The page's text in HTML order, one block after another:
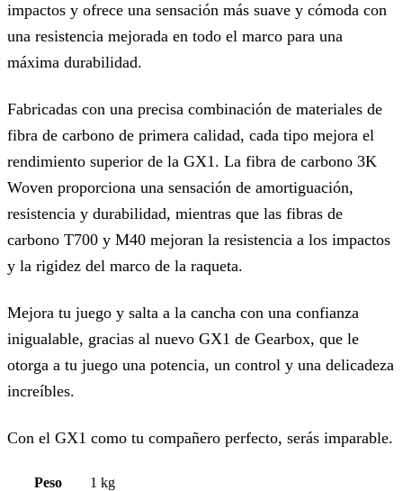
impactos y ofrece una sensación más suave y cómoda con
una resistencia mejorada en todo el marco para una
máxima durabilidad.
Fabricadas con una precisa combinación de materiales de
fibra de carbono de primera calidad, cada tipo mejora el
rendimiento superior de la GX1. La fibra de carbono 3K
Woven proporciona una sensación de amortiguación,
resistencia y durabilidad, mientras que las fibras de
carbono T700 y M40 mejoran la resistencia a los impactos
y la rigidez del marco de la raqueta.
Mejora tu juego y salta a la cancha con una confianza
inigualable, gracias al nuevo GX1 de Gearbox, que le
otorga a tu juego una potencia, un control y una delicadeza
increíbles.
Con el GX1 como tu compañero perfecto, serás imparable.
Peso
1 kg